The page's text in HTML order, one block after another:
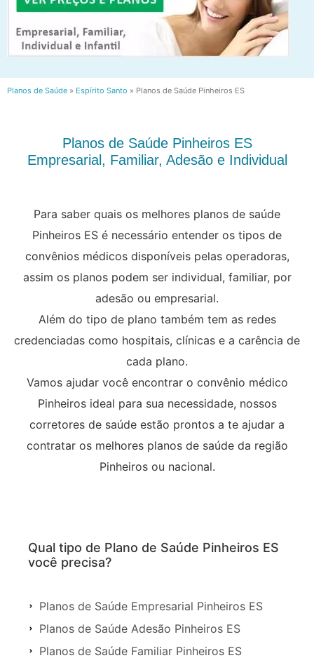
Planos de Saúde » Espírito Santo » Planos de Saúde Pinheiros ES
Planos de Saúde Pinheiros ES
Empresarial, Familiar, Adesão e Individual
Para saber quais os melhores planos de saúde
Pinheiros ES é necessário entender os tipos de
convênios médicos disponíveis pelas operadoras,
assim os planos podem ser individual, familiar, por
adesão ou empresarial.
Além do tipo de plano também tem as redes
credenciadas como hospitais, clínicas e a carência de
cada plano.
Vamos ajudar você encontrar o convênio médico
Pinheiros ideal para sua necessidade, nossos
corretores de saúde estão prontos a te ajudar a
contratar os melhores planos de saúde da região
Pinheiros ou nacional.
Qual tipo de Plano de Saúde Pinheiros ES
você precisa?
Planos de Saúde Empresarial Pinheiros ES
Planos de Saúde Adesão Pinheiros ES
Planos de Saúde Familiar Pinheiros ES